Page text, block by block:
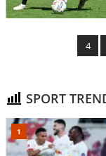
4
SPORT